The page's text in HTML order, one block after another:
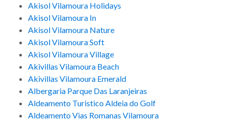
Akisol Vilamoura Holidays
Akisol Vilamoura In
Akisol Vilamoura Nature
Akisol Vilamoura Soft
Akisol Vilamoura Village
Akivillas Vilamoura Beach
Akivillas Vilamoura Emerald
Albergaria Parque Das Laranjeiras
Aldeamento Turistico Aldeia do Golf
Aldeamento Vias Romanas Vilamoura